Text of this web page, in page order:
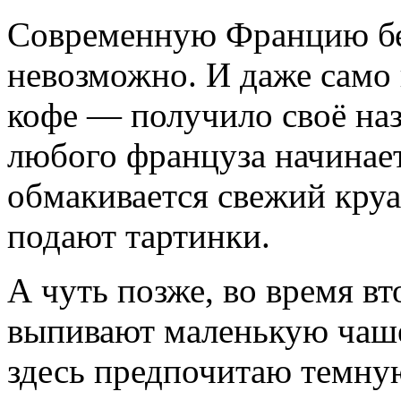
Современную Францию
невозможно. И даже само
кофе — получило своё
любого француза
обмакивается свежий
подают тартинки.
А чуть позже, во время
выпивают маленькую
здесь предпочитаю